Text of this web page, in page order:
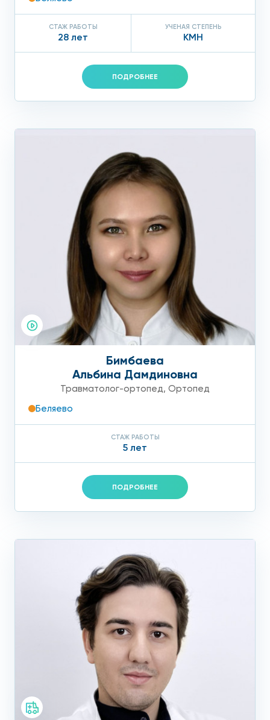
СТАЖ РАБОТЫ
28 лет
УЧЕНАЯ СТЕПЕНЬ
КМН
ПОДРОБНЕЕ
Бимбаева
Альбина Дамдиновна
Травматолог-ортопед, Ортопед
Беляево
СТАЖ РАБОТЫ
5 лет
ПОДРОБНЕЕ